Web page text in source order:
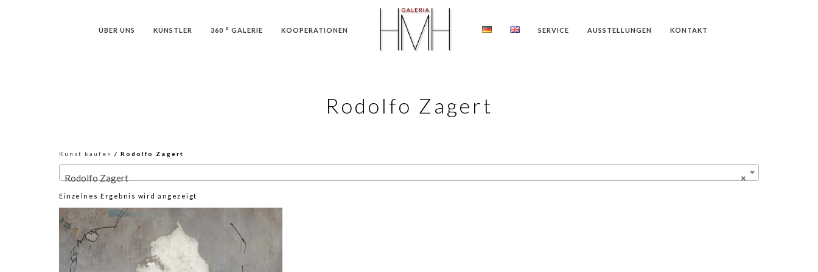
ÜBER UNS KÜNSTLER 360 ° GALERIE KOOPERATIONEN SERVICE AUSSTELLUNGEN KONTAKT
Rodolfo Zagert
Kunst kaufen / Rodolfo Zagert
×
Rodolfo Zagert
Einzelnes Ergebnis wird angezeigt